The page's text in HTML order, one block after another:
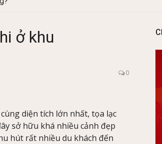
ở khu
0
diện tích lớn nhất, tọa lạc
sở hữu khá nhiều cảnh đẹp
hút rất nhiều du khách đến